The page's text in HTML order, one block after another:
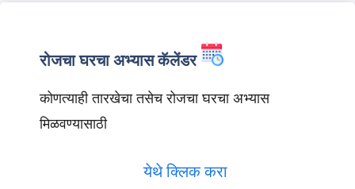
रोजचा घरचा अभ्यास कॅलेंडर
कोणत्याही तारखेचा तसेच रोजचा घरचा अभ्यास
मिळवण्यासाठी
येथे क्लिक करा